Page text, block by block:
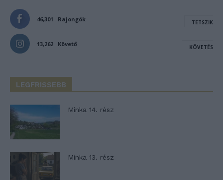
46,301 Rajongók TETSZIK
13,262 Követő KÖVETÉS
LEGFRISSEBB
Minka 14. rész
Minka 13. rész